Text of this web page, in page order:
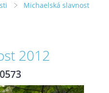
Michaelská slavnost
2012